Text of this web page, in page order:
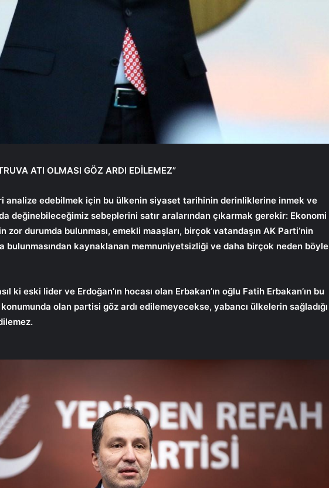
ATI OLMASI GÖZ ARDI EDİLEMEZ”
analize edebilmek için bu ülkenin siyaset tarihinin derinliklerine inmek ve
da değinebileceğimiz sebeplerini satır aralarından çıkarmak gerekir: Ekonomi
zor durumda bulunması, emekli maaşları, birçok vatandaşın AK Parti’nin
bulunmasından kaynaklanan memnuniyetsizliği ve daha birçok neden böyle
ki eski lider ve Erdoğan’ın hocası olan Erbakan’ın oğlu Fatih Erbakan’ın bu
olan partisi göz ardı edilemeyecekse, yabancı ülkelerin sağladığı